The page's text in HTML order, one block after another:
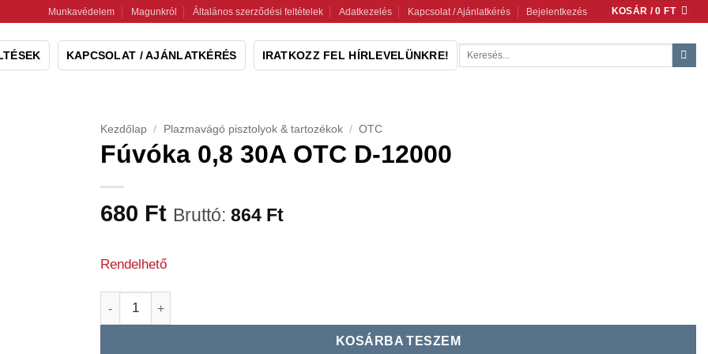
Munkavédelem Magunkról Általános szerződési feltételek Adatkezelés Kapcsolat / Ajánlatkérés Bejelentkezés KOSÁR /0 FT
KAPCSOLAT / AJÁNLATKÉRÉS IRATKOZZ FEL HÍRLEVELÜNKRE!
Kezdőlap / Plazmavágó pisztolyok & tartozékok / OTC
Fúvóka 0,8 30A OTC D-12000
680 Ft Bruttó: 864 Ft
Rendelhető
Fúvóka 0,8 30A OTC D-12000 mennyiség
KOSÁRBA TESZEM